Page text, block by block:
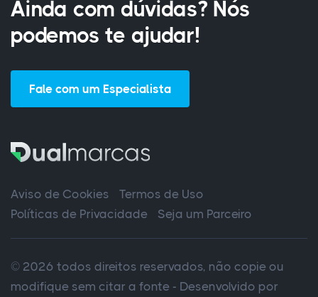
Ainda com dúvidas? Nós
podemos te ajudar!
Fale com um Especialista
Aviso de Cookies
Termos de Uso
Políticas de Privacidade
Seja um Parceiro
© 2026 todos direitos reservados, não copie ou
modifique sem citar a fonte - Desenvolvido por